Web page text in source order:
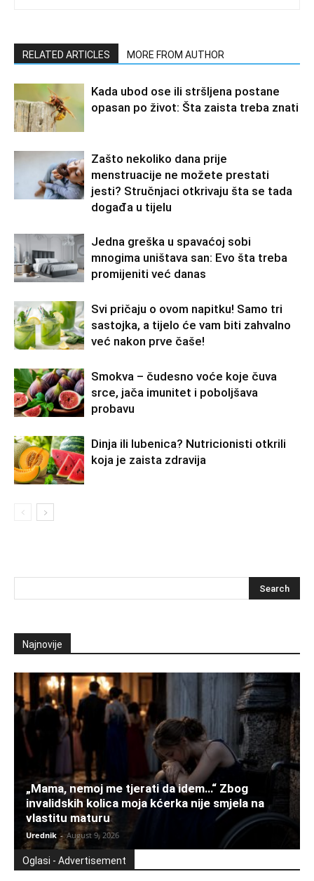
RELATED ARTICLES MORE FROM AUTHOR
Kada ubod ose ili stršljena postane
opasan po život: Šta zaista treba znati
Zašto nekoliko dana prije
menstruacije ne možete prestati
jesti? Stručnjaci otkrivaju šta se tada
događa u tijelu
Jedna greška u spavaćoj sobi
mnogima uništava san: Evo šta treba
promijeniti već danas
Svi pričaju o ovom napitku! Samo tri
sastojka, a tijelo će vam biti zahvalno
već nakon prve čaše!
Smokva – čudesno voće koje čuva
srce, jača imunitet i poboljšava
probavu
Dinja ili lubenica? Nutricionisti otkrili
koja je zaista zdravija
Najnovije
„Mama, nemoj me tjerati da idem…“ Zbog
invalidskih kolica moja kćerka nije smjela na
vlastitu maturu
Urednik - August 9, 2026
Oglasi - Advertisement